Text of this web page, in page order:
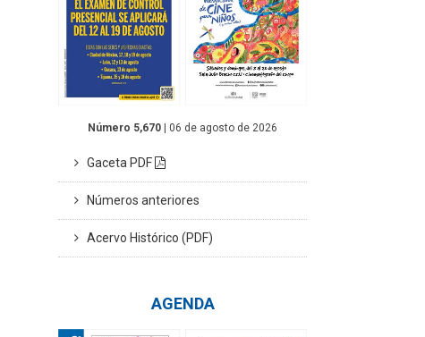
Número 5,670 | 06 de agosto de 2026
Gaceta PDF
Números anteriores
Acervo Histórico (PDF)
AGENDA